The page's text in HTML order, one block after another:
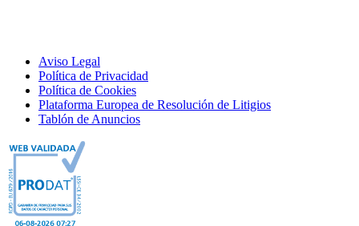
Aviso Legal
Política de Privacidad
Política de Cookies
Plataforma Europea de Resolución de Litigios
Tablón de Anuncios